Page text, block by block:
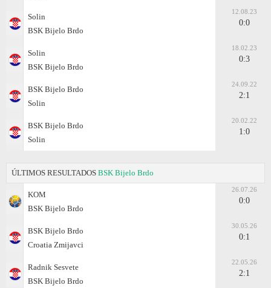
Solin
BSK Bijelo Brdo
12.08.23
0:0
Solin
BSK Bijelo Brdo
18.02.23
0:3
BSK Bijelo Brdo
Solin
24.09.22
2:1
BSK Bijelo Brdo
Solin
20.02.22
1:0
ÚLTIMOS RESULTADOS BSK Bijelo Brdo
KOM
BSK Bijelo Brdo
26.07.26
0:0
BSK Bijelo Brdo
Croatia Zmijavci
30.05.26
0:1
Radnik Sesvete
BSK Bijelo Brdo
22.05.26
2:1